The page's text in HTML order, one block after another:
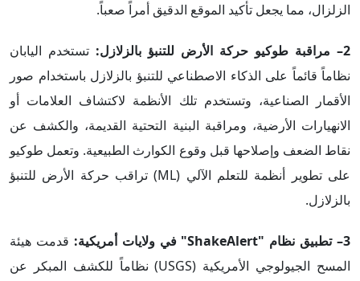
الزلزال، مما يجعل تأكيد الموقع الدقيق أمراً صعباً.
2– مراقبة طوكيو حركة الأرض للتنبؤ بالزلازل:
تستخدم اليابان
نظاماً قائماً على الذكاء الاصطناعي للتنبؤ بالزلازل باستخدام صور
الأقمار الصناعية، وتستخدم تلك الأنظمة لاكتشاف العلامات أو
الانهيارات الأرضية، ومراقبة البنية التحتية القديمة، والكشف عن
نقاط الضعف وإصلاحها قبل وقوع الكوارث الطبيعية. وتعمل طوكيو
على تطوير أنظمة للتعلم الآلي (ML) تراقب حركة الأرض للتنبؤ
بالزلازل.
3– تطبيق نظام "ShakeAlert " في ولايات أمريكية: قدمت هيئة
المسح الجيولوجي الأمريكية (USGS) نظاماً للكشف المبكر عن